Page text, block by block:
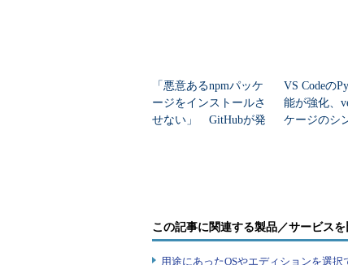
パッケージを更新する場合は「
回）。
にインストールされているパッ
パッケージの更新に伴い、同じ
「悪意あるnpmパッケ
ージをインストールさ
せない」 GitHubが発
VS Codeの
能が強化、
ケージのシ
この記事に関連する製品／サービスを
用途にあったOSやエディションを選